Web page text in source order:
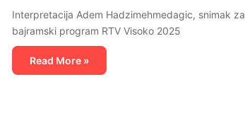
Interpretacija Adem Hadzimehmedagic, snimak za
bajramski program RTV Visoko 2025
Read More »